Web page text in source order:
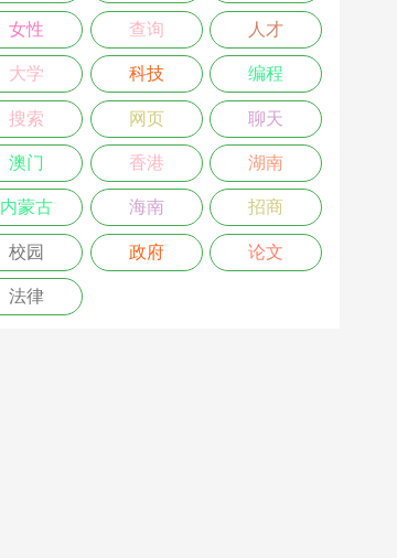
女性 查询 人才
大学 科技 编程
搜索 网页 聊天
澳门 香港 湖南
内蒙古 海南 招商
校园 政府 论文
法律